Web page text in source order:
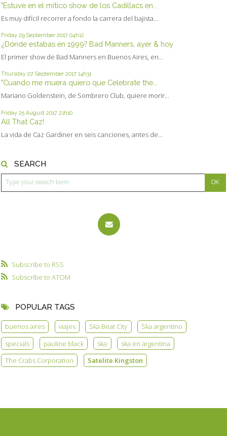
"Estuve en el mítico show de los Cadillacs en...
Es muy difícil recorrer a fondo la carrera del bajista...
Friday 29 September 2017 04h12
¿Dónde estabas en 1999? Bad Manners, ayer & hoy
El primer show de Bad Manners en Buenos Aires, en...
Thursday 07 September 2017 14h31
"Cuando me muera quiero que Celebrate the...
Mariano Goldenstein, de Sombrero Club, quiere morir...
Friday 25 August 2017 21h10
All That Caz!
La vida de Caz Gardiner en seis canciones, antes de...
SEARCH
Subscribe to RSS
Subscribe to ATOM
POPULAR TAGS
buenos aires viajes Ska Beat City
Ska argentino
specials
pauline black ska
ska en argentina
The Crabs Corporation
Satelite Kingston